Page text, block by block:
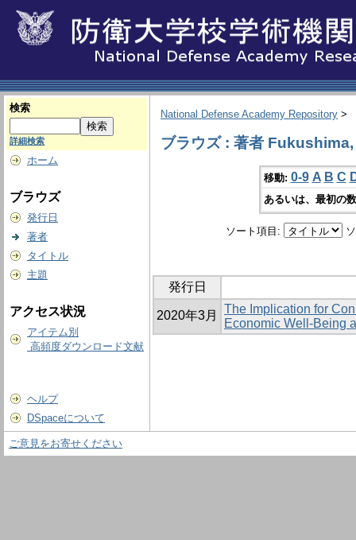
検索
詳細検索
ホーム
ブラウズ
発行日
著者
タイトル
主題
アクセス状況
アイテム別
高頻度ダウンロード文献
ヘルプ
DSpaceについて
National Defense Academy Repository >
ブラウズ : 著者
移動: 0-9 A B C
あるいは、最初の
ソート項目:
発行日
2020年3月
The Implication for
Economic Well-Being
ご意見をお寄せください